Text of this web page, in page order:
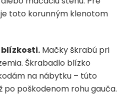
toto korunným klenotom
blízkosti. Mačky škrabú pri
Škrabadlo blízko
na nábytku – túto
po poškodenom rohu gauča.